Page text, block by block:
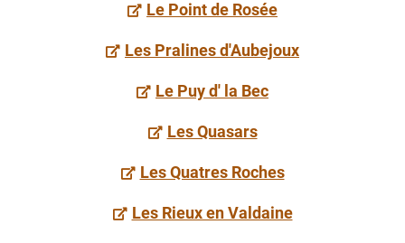
Le Point de Rosée
Les Pralines d'Aubejoux
Le Puy d' la Bec
Les Quasars
Les Quatres Roches
Les Rieux en Valdaine